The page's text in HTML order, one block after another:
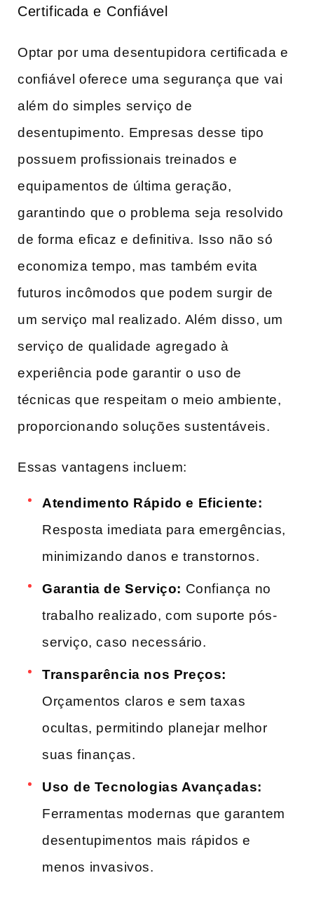
Certificada e⁢ Confiável
Optar por uma desentupidora certificada e
confiável oferece uma segurança que vai
além do ‍simples serviço de
desentupimento. Empresas desse tipo
possuem profissionais​ treinados e
equipamentos ‌de última geração,
garantindo que o problema seja resolvido
de forma⁤ eficaz e definitiva. Isso ​não só⁤
economiza tempo, mas ⁤também evita
futuros incômodos⁢ que ​podem surgir de
um serviço mal realizado. Além disso, um
serviço de‌ qualidade agregado à
experiência pode garantir ‌o⁣ uso de
técnicas que respeitam o meio ambiente,
proporcionando soluções sustentáveis.
Essas⁣ vantagens incluem:
Atendimento Rápido e Eficiente:
Resposta imediata para emergências,
minimizando danos e transtornos.
Garantia ‍de Serviço: Confiança no
trabalho realizado, com suporte pós-
serviço, caso⁤ necessário.
Transparência‍ nos Preços:
Orçamentos claros ​e sem taxas
ocultas, permitindo ⁣planejar melhor
suas finanças.
Uso ⁤de Tecnologias Avançadas:
Ferramentas modernas que garantem
desentupimentos mais rápidos e
menos invasivos.